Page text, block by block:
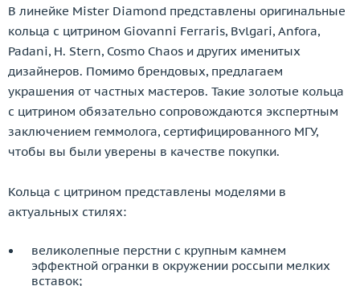
В линейке Mister Diamond представлены оригинальные
кольца с цитрином Giovanni Ferraris, Bvlgari, Anfora,
Padani, H. Stern, Cosmo Chaos и других именитых
дизайнеров. Помимо брендовых, предлагаем
украшения от частных мастеров. Такие золотые кольца
с цитрином обязательно сопровождаются экспертным
заключением геммолога, сертифицированного МГУ,
чтобы вы были уверены в качестве покупки.
Кольца с цитрином представлены моделями в
актуальных стилях:
великолепные перстни с крупным камнем
эффектной огранки в окружении россыпи мелких
вставок;